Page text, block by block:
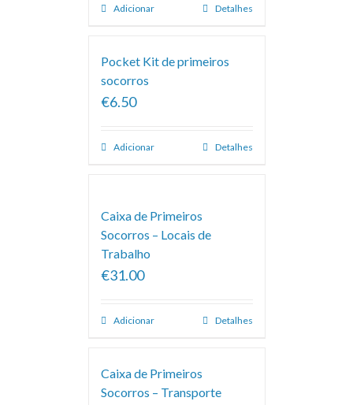
Adicionar Detalhes
Pocket Kit de primeiros
socorros
€6.50
Adicionar Detalhes
Caixa de Primeiros
Socorros – Locais de
Trabalho
€31.00
Adicionar Detalhes
Caixa de Primeiros
Socorros – Transporte